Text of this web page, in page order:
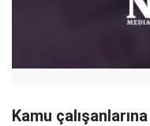
Kamu